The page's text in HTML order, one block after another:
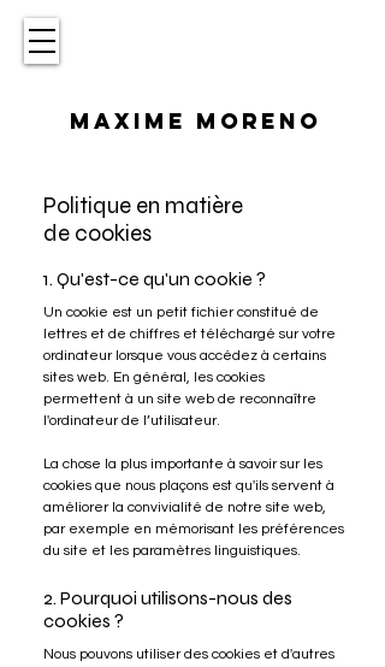
MAXIME MORENO
Politique en matière
de cookies
1. Qu'est-ce qu'un cookie ?
Un cookie est un petit fichier constitué de
lettres et de chiffres et téléchargé sur votre
ordinateur lorsque vous accédez à certains
sites web. En général, les cookies
permettent à un site web de reconnaître
l'ordinateur de l’utilisateur.
La chose la plus importante à savoir sur les
cookies que nous plaçons est qu'ils servent à
améliorer la convivialité de notre site web,
par exemple en mémorisant les préférences
du site et les paramètres linguistiques.
2. Pourquoi utilisons-nous des
cookies ?
Nous pouvons utiliser des cookies et d'autres